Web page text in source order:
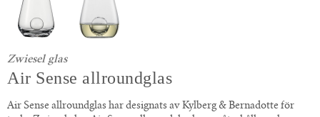
Zwiesel glas
Air Sense allroundglas
Air Sense allroundglas har designats av Kylberg & Bernadotte för